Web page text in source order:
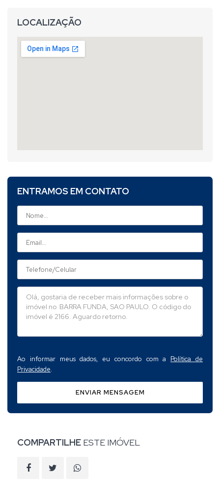
LOCALIZAÇÃO
ENTRAMOS EM CONTATO
Ao informar meus dados, eu concordo com a Política de
Privacidade.
ENVIAR MENSAGEM
COMPARTILHE ESTE IMÓVEL